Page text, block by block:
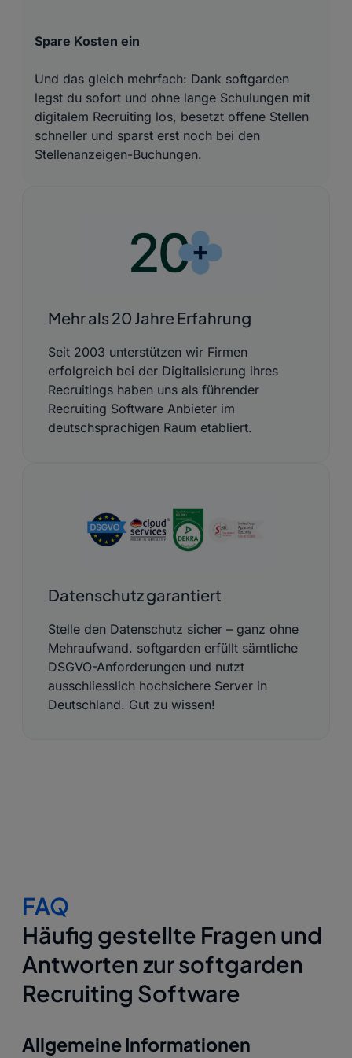
Spare Kosten ein
Und das gleich mehrfach: Dank softgarden
legst du sofort und ohne lange Schulungen mit
digitalem Recruiting los, besetzt offene Stellen
schneller und sparst erst noch bei den
Stellenanzeigen-Buchungen.
Mehr als 20 Jahre Erfahrung
Seit 2003 unterstützen wir Firmen
erfolgreich bei der Digitalisierung ihres
Recruitings haben uns als führender
Recruiting Software Anbieter im
deutschsprachigen Raum etabliert.
Datenschutz garantiert
Stelle den Datenschutz sicher – ganz ohne
Mehraufwand. softgarden erfüllt sämtliche
DSGVO-Anforderungen und nutzt
ausschliesslich hochsichere Server in
Deutschland. Gut zu wissen!
FAQ
Häufig gestellte Fragen und
Antworten zur softgarden
Recruiting Software
Allgemeine Informationen